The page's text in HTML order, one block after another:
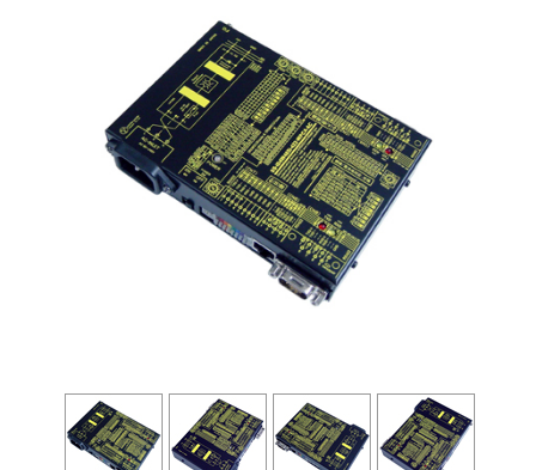
お客様サポート
会社情報
お問い合わせ